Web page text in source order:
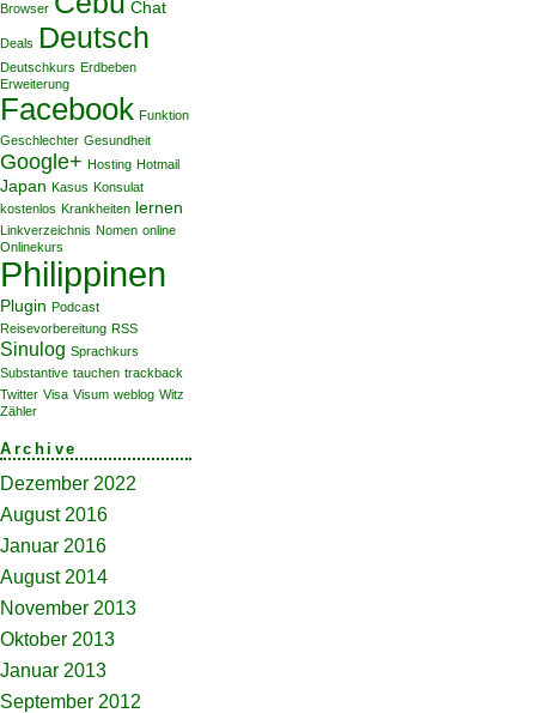
Browser Chat
Deals Deutsch
Deutschkurs Erdbeben
Erweiterung
Facebook Funktion
Geschlechter Gesundheit
Google+ Hosting Hotmail
Japan Kasus Konsulat
kostenlos Krankheiten lernen
Linkverzeichnis Nomen online
Onlinekurs
Philippinen
Plugin Podcast
Reisevorbereitung RSS
Sinulog Sprachkurs
Substantive tauchen trackback
Twitter Visa Visum weblog Witz
Zähler
Archive
Dezember 2022
August 2016
Januar 2016
August 2014
November 2013
Oktober 2013
Januar 2013
September 2012